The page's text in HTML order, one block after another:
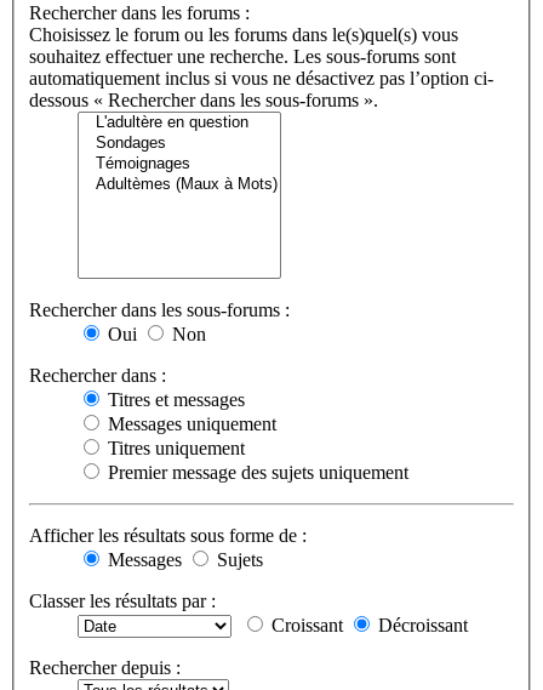
Rechercher dans les forums :
Choisissez le forum ou les forums dans le(s)quel(s) vous
souhaitez effectuer une recherche. Les sous-forums sont
automatiquement inclus si vous ne désactivez pas l’option ci-
dessous « Rechercher dans les sous-forums ».
Rechercher dans les sous-forums :
Oui
Non
Rechercher dans :
Titres et messages
Messages uniquement
Titres uniquement
Premier message des sujets uniquement
Afficher les résultats sous forme de :
Messages
Sujets
Classer les résultats par :
Croissant
Décroissant
Rechercher depuis :